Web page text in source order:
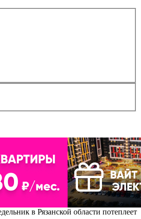
в Рязанской области потеплеет